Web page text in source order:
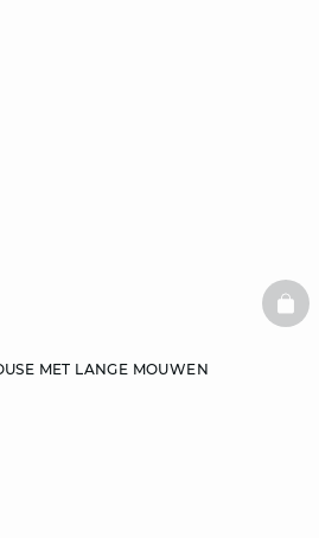
MET LANGE MOUWEN